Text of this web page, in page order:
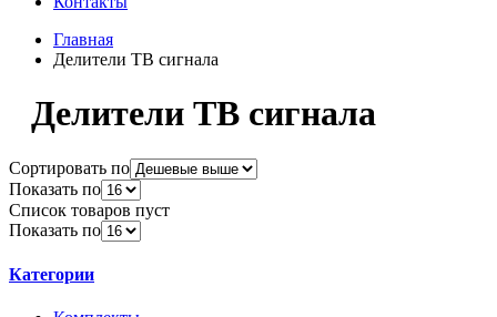
Главная
Делители ТВ сигнала
Делители ТВ сигнала
Сортировать по
Показать по
Список товаров пуст
Показать по
Категории